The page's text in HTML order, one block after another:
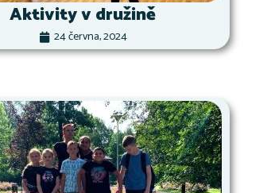
Aktivity v družině
24 června, 2024